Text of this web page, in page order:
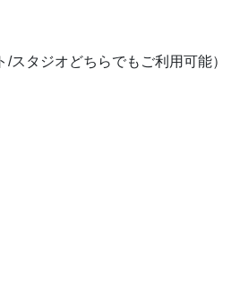
スタジオどちらでもご利用可能）